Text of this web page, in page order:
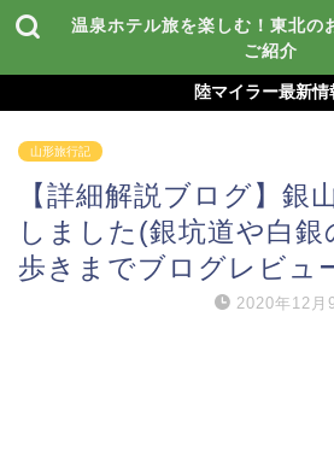
温泉ホテル旅を楽しむ！東北の
ご紹介
陸マイラー最新情
山形旅行記
【詳細解説ブログ】銀
しました(銀坑道や白
歩きまでブログレビュ
2020年12月